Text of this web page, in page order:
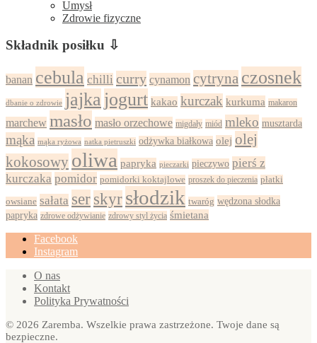
Umysł
Zdrowie fizyczne
Składnik posiłku ⇩
banan cebula chilli curry cynamon cytryna czosnek
dbanie o zdrowie jajka jogurt kakao kurczak kurkuma makaron
marchew masło masło orzechowe migdały miód mleko musztarda
mąka mąka ryżowa natka pietruszki odżywka białkowa olej olej
kokosowy oliwa papryka pieczarki pieczywo pierś z
kurczaka pomidor pomidorki koktajlowe proszek do pieczenia płatki
owsiane sałata ser skyr słodzik twaróg wędzona słodka
papryka zdrowe odżywianie zdrowy styl życia śmietana
Facebook
Instagram
O nas
Kontakt
Polityka Prywatności
© 2026 Zaremba. Wszelkie prawa zastrzeżone. Twoje dane są
bezpieczne.